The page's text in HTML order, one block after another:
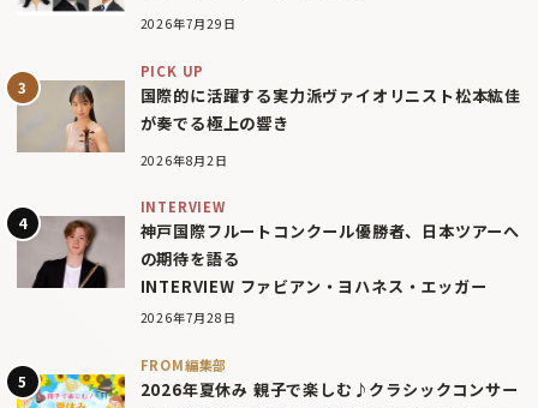
2026年7月29日
PICK UP
国際的に活躍する実力派ヴァイオリニスト松本紘佳
が奏でる極上の響き
2026年8月2日
INTERVIEW
神戸国際フルートコンクール優勝者、日本ツアーへ
の期待を語る
INTERVIEW ファビアン・ヨハネス・エッガー
2026年7月28日
FROM編集部
2026年夏休み 親子で楽しむ♪クラシックコンサー